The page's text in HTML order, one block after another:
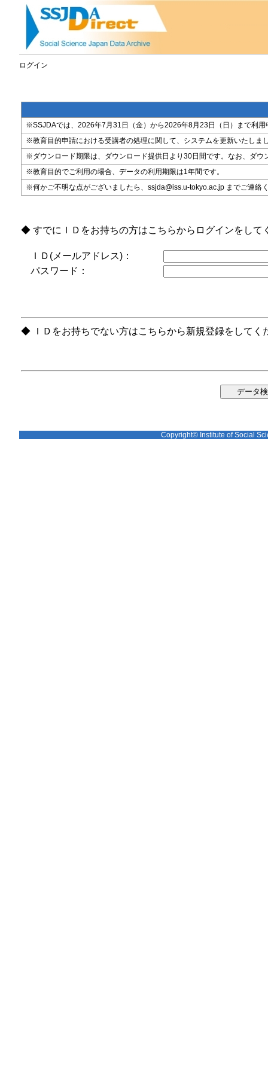
ログイン
※SSJDAでは、2026年7月31日（金）から2026年8月23日（日）まで利
※教育目的申請における受講者の処理に関して、システムを更新いたしま
※ダウンロード期限は、ダウンロード提供日より30日間です。なお、ダ
※教育目的でご利用の場合、データの利用期限は1年間です。
※何かご不明な点がございましたら、ssjda@iss.u-tokyo.ac.jp までご連絡
◆ すでにＩＤをお持ちの方はこちらからログインをして
ＩＤ(メールアドレス)：
パスワード：
◆ ＩＤをお持ちでない方はこちらから新規登録をしてく
Copyright© Institute of Social